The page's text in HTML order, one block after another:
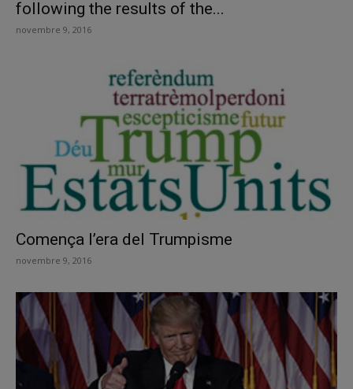
following the results of the...
novembre 9, 2016
Comença l’era del Trumpisme
novembre 9, 2016